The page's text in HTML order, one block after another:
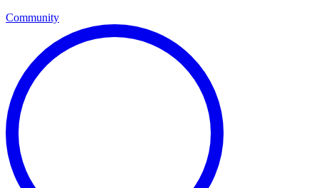
Community